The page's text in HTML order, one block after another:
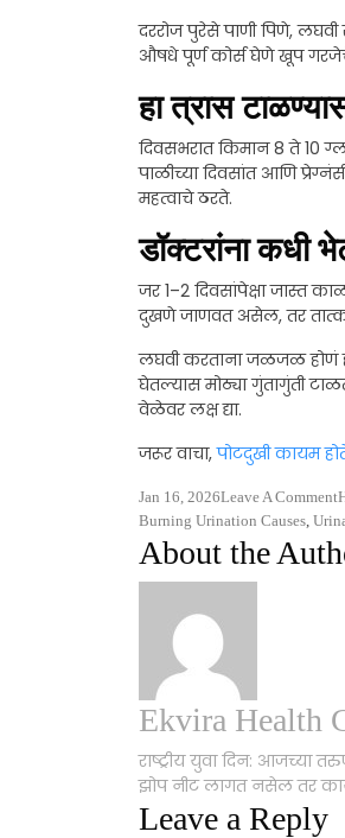
दररोज पुरेसे पाणी पिणे,
औषधे पूर्ण कोर्स घेणे खूप
हा त्रास
दिवसभरात किमान 8 ते 10
पाळीच्या दिवसांत आणि
महत्वाचे ठरते.
डॉक्टरांना कधी
जर 1–2 दिवसांपेक्षा जास्त
दुखणे जाणवत असेल, तर
लघवी करताना जळजळ होणं
घेतल्यास मोठ्या गुंतागुंती
वेळेवर लक्ष द्या.
जरूर वाचा,पोटदुखी कायम
Jan 16, 2026Leave A Comment
Burning Urination Causes
About the
Ekvira Health
राष्ट्रीय युवा दिन: आजच्या
झोप नीट लागत नसेल तर
Leave a Reply